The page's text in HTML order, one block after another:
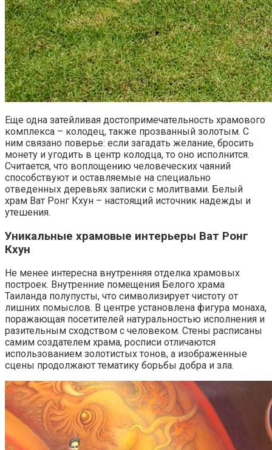
Еще одна затейливая достопримечательность храмового
комплекса – колодец, также прозванный золотым. С
ним связано поверье: если загадать желание, бросить
монету и угодить в центр колодца, то оно исполнится.
Считается, что воплощению человеческих чаяний
способствуют и оставляемые на специально
отведенных деревьях записки с молитвами. Белый
храм Ват Ронг Кхун – настоящий источник надежды и
утешения.
Уникальные храмовые интерьеры Ват Ронг
Кхун
Не менее интересна внутренняя отделка храмовых
построек. Внутренние помещения Белого храма
Таиланда полупусты, что символизирует чистоту от
лишних помыслов. В центре установлена фигура монаха,
поражающая посетителей натуральностью исполнения и
разительным сходством с человеком. Стены расписаны
самим создателем храма, росписи отличаются
использованием золотистых тонов, а изображенные
сцены продолжают тематику борьбы добра и зла.